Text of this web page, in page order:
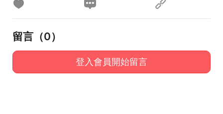
留言（0）
登入會員開始留言